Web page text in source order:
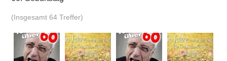
(Insgesamt 64 Treffer)